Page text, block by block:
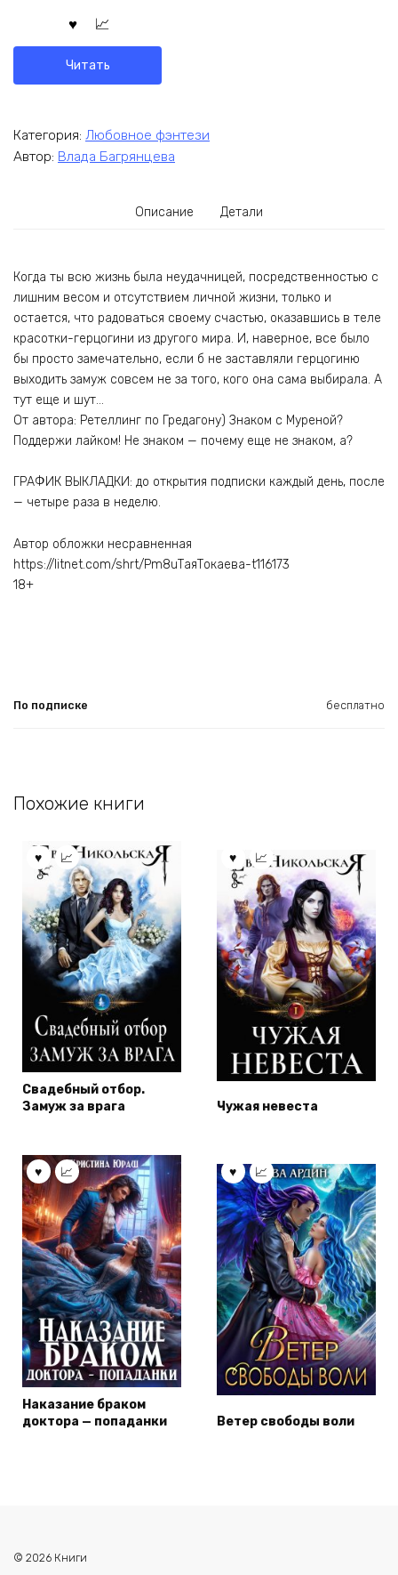
Читать
Категория: Любовное фэнтези
Автор: Влада Багрянцева
Описание Детали
Когда ты всю жизнь была неудачницей, посредственностью с
лишним весом и отсутствием личной жизни, только и
остается, что радоваться своему счастью, оказавшись в теле
красотки-герцогини из другого мира. И, наверное, все было
бы просто замечательно, если б не заставляли герцогиню
выходить замуж совсем не за того, кого она сама выбирала. А
тут еще и шут…
От автора: Ретеллинг по Гредагону) Знаком с Муреной?
Поддержи лайком! Не знаком — почему еще не знаком, а?
ГРАФИК ВЫКЛАДКИ: до открытия подписки каждый день, после
— четыре раза в неделю.
Автор обложки несравненная
https://litnet.com/shrt/Pm8uТаяТокаева-t116173
18+
По подписке бесплатно
Похожие книги
Свадебный отбор.
Замуж за врага
Чужая невеста
Наказание браком
доктора — попаданки
Ветер свободы воли
© 2026 Книги